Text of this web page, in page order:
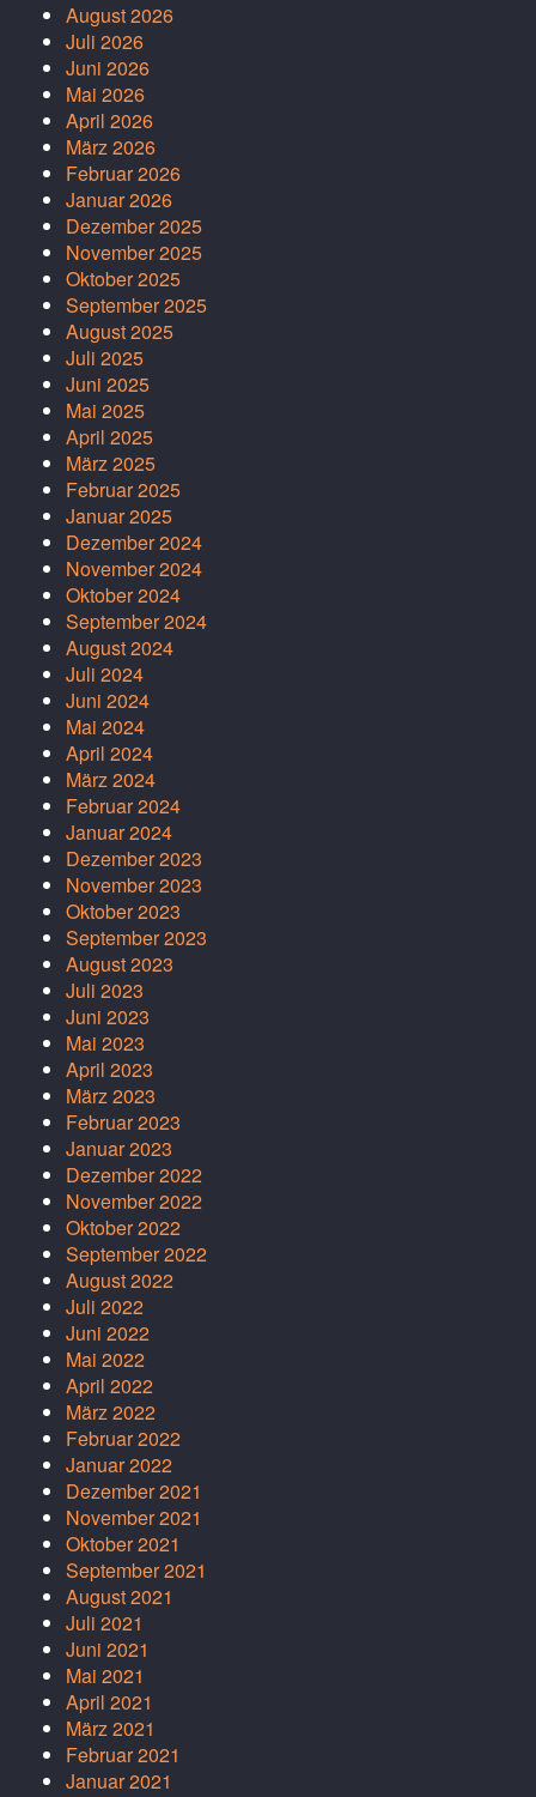
August 2026
Juli 2026
Juni 2026
Mai 2026
April 2026
März 2026
Februar 2026
Januar 2026
Dezember 2025
November 2025
Oktober 2025
September 2025
August 2025
Juli 2025
Juni 2025
Mai 2025
April 2025
März 2025
Februar 2025
Januar 2025
Dezember 2024
November 2024
Oktober 2024
September 2024
August 2024
Juli 2024
Juni 2024
Mai 2024
April 2024
März 2024
Februar 2024
Januar 2024
Dezember 2023
November 2023
Oktober 2023
September 2023
August 2023
Juli 2023
Juni 2023
Mai 2023
April 2023
März 2023
Februar 2023
Januar 2023
Dezember 2022
November 2022
Oktober 2022
September 2022
August 2022
Juli 2022
Juni 2022
Mai 2022
April 2022
März 2022
Februar 2022
Januar 2022
Dezember 2021
November 2021
Oktober 2021
September 2021
August 2021
Juli 2021
Juni 2021
Mai 2021
April 2021
März 2021
Februar 2021
Januar 2021